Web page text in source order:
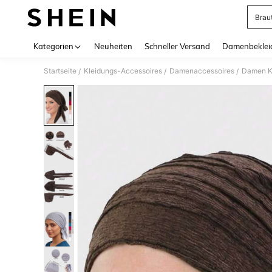
Kategorien Neuheiten Schneller Versand
Startseite / Kleidungs-Accessoires / Damenaccessoires / Damen